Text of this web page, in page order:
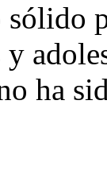
ha